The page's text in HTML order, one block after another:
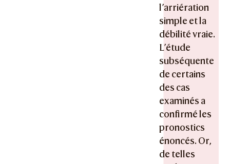
l’arriération
simple et la
débilité vraie.
L’étude
subséquente
de certains
des cas
examinés a
confirmé les
pronostics
énoncés. Or,
de telles